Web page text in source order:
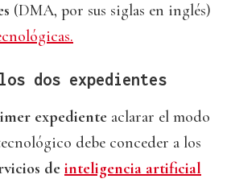
(DMA, por sus siglas en inglés)
dos expedientes
expediente aclarar el modo
debe conceder a los
de inteligencia artificial